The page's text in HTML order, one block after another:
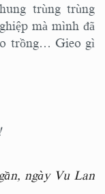
trùng trùng
mà mình đã
trồng… Gieo gì
ngày Vu Lan